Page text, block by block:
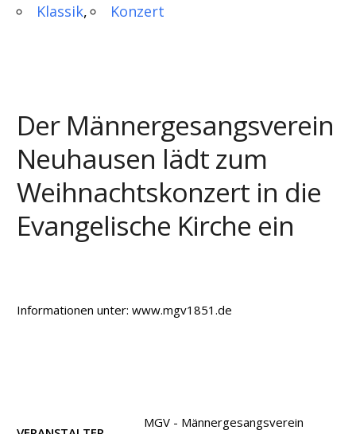
Klassik Konzert
Der Männergesangsverein
Neuhausen lädtzum
Weihnachtskonzert in die
Evangelische Kirche ein
Informationen unter: www.mgv1851.de
MGV - Männergesangsverein